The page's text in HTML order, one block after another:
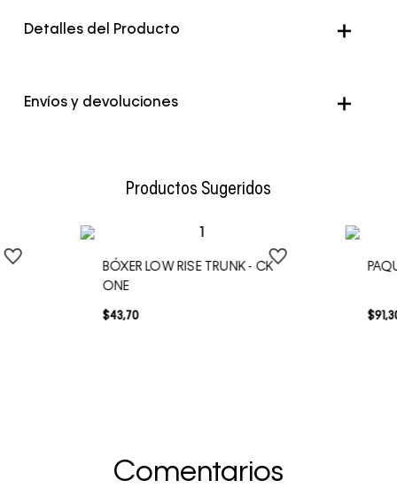
Detalles del Producto
Envíos y devoluciones
Productos Sugeridos
BÓXER LOW RISE TRUNK - CK
ONE
$43,70 $91,
Comentarios